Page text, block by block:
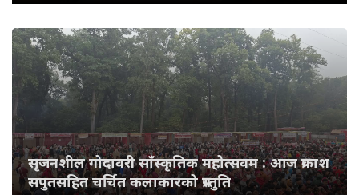
सृजनशील गोदावरी साँस्कृतिक महोत्सवम : आज प्रकाश
सपुतसहित चर्चित कलाकारको प्रस्तुति